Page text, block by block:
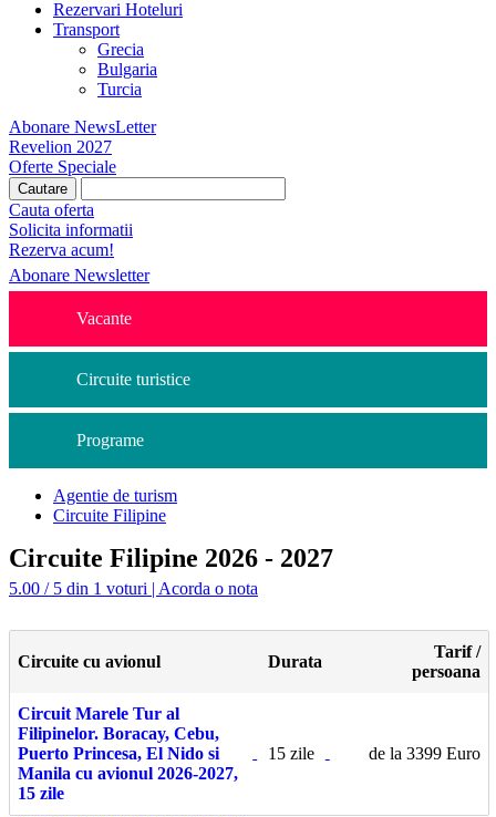
Rezervari Hoteluri
Transport
Grecia
Bulgaria
Turcia
Abonare NewsLetter
Revelion 2027
Oferte Speciale
Cauta oferta
Solicita informatii
Rezerva acum!
Abonare Newsletter
Vacante
Circuite turistice
Programe
Agentie de turism
Circuite Filipine
Circuite Filipine 2026 - 2027
5.00 / 5 din 1 voturi | Acorda o nota
Circuite cu avionul Durata
Tarif /
persoana
Circuit Marele Tur al
Filipinelor. Boracay, Cebu,
Puerto Princesa, El Nido si
Manila cu avionul 2026-2027,
15 zile
15 zile de la 3399 Euro